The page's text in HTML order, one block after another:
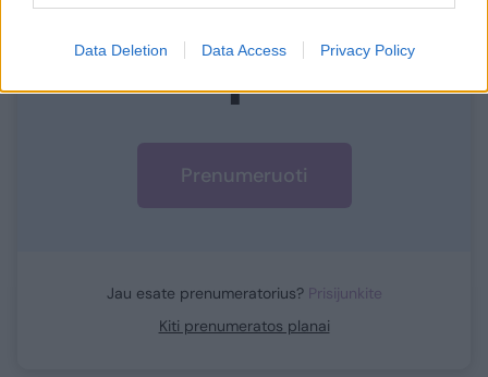
Data Deletion Data Access Privacy Policy
prenumeratoriumi
Vos nuo 1 Eur / mėn.
Prenumeruoti
Jau esate prenumeratorius? Prisijunkite
Kiti prenumeratos planai